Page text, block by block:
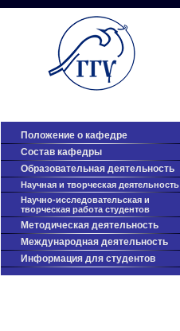
Положение о кафедре
Cостав кафедры
Образовательная деятельность
Научная и творческая деятельность
Научно-исследовательская и
творческая работа студентов
Методическая деятельность
Международная деятельность
Информация для студентов